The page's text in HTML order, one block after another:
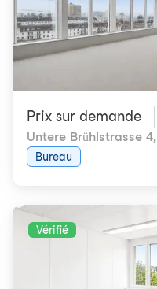
Prix ​​sur demande
Untere Brühlstrasse 4,
Bureau
Vérifié